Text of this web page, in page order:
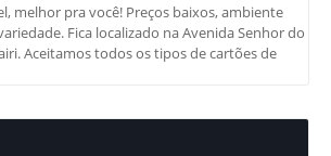
melhor pra você! Preços baixos, ambiente
Fica localizado na Avenida Senhor do
Aceitamos todos os tipos de cartões de